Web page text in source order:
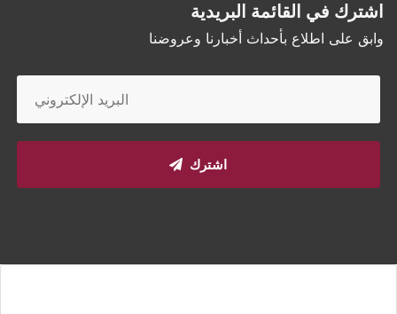
اشترك في القائمة البريدية
وابق على اطلاع بأحداث أخبارنا وعروضنا
اشترك